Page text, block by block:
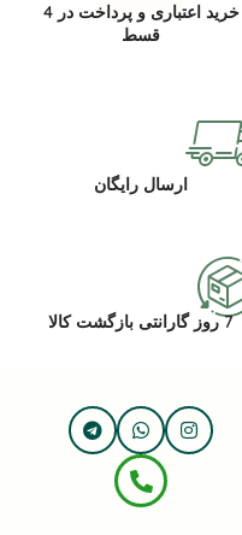
خرید اعتباری و پرداخت در 4
قسط
ارسال رایگان
7 روز گارانتی بازگشت کالا